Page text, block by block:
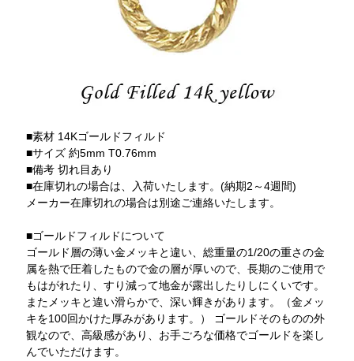
■素材 14Kゴールドフィルド
■サイズ 約5mm T0.76mm
■備考 切れ目あり
■在庫切れの場合は、入荷いたします。(納期2～4週間)
メーカー在庫切れの場合は別途ご連絡いたします。
■ゴールドフィルドについて
ゴールド層の薄い金メッキと違い、総重量の1/20の重さの金
属を熱で圧着したもので金の層が厚いので、長期のご使用で
もはがれたり、すり減って地金が露出したりしにくいです。
またメッキと違い滑らかで、深い輝きがあります。（金メッ
キを100回かけた厚みがあります。） ゴールドそのものの外
観なので、高級感があり、お手ごろな価格でゴールドを楽し
んでいただけます。